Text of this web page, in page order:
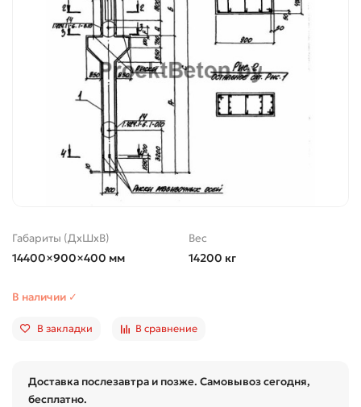
Габариты (ДхШхВ)
14400×900×400 мм
Вес
14200 кг
В наличии ✓
В закладки В сравнение
Доставка послезавтра и позже. Самовывоз сегодня,
бесплатно.